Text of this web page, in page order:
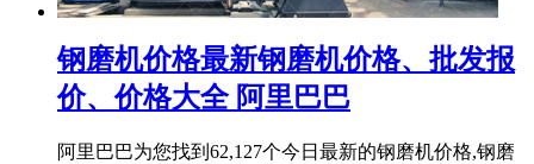
钢磨机价格最新钢磨机价格、批发报
价、价格大全 阿里巴巴
阿里巴巴为您找到62,127个今日最新的钢磨机价格,钢磨